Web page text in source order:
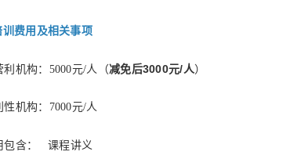
训费用及相关事项
利机构：5000元/人（减免后3000元/人）
性机构：7000元/人
包含： 课程讲义